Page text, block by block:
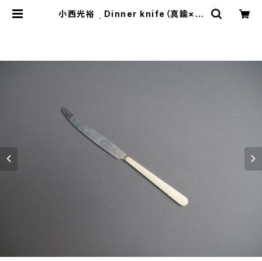
小西光裕 Dinner knife（真鍮×ス